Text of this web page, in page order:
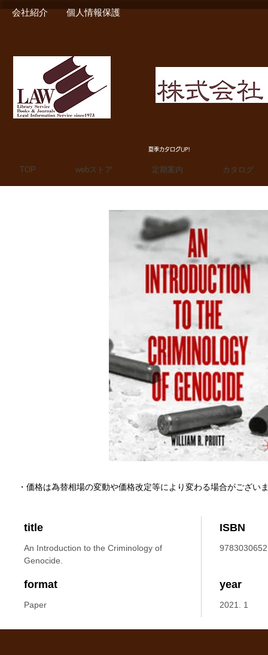
会社紹介 個人情報保護
夏季カタログUP!
TOP webストア 定期案内 カタログ
title
An Introduction to the Criminology of
Genocide.
ISBN
format
Paper
year
2021. 1
・価格は為替相場の変動や価格改定等により変わる場合がござい